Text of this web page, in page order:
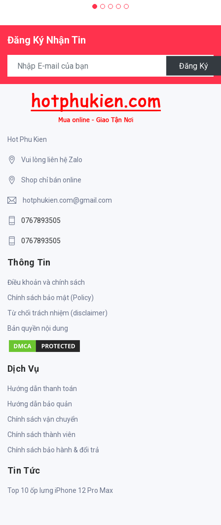
Đăng Ký Nhận Tin
Đăng Ký
Hot Phu Kien
Vui lòng liên hệ Zalo
Shop chỉ bán online
hotphukien.com@gmail.com
0767893505
0767893505
Thông Tin
Điều khoản và chính sách
Chính sách bảo mật (Policy)
Từ chối trách nhiệm (disclaimer)
Bản quyền nội dung
Dịch Vụ
Hướng dẫn thanh toán
Hướng dẫn bảo quản
Chính sách vận chuyển
Chính sách thành viên
Chính sách bảo hành & đổi trả
Tin Tức
Top 10 ốp lưng iPhone 12 Pro Max